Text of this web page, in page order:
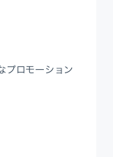
プロモーション